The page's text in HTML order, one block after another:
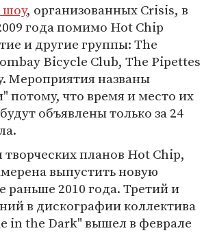
шоу, организованных Crisis, в
года помимо Hot Chip
и другие группы: The
Bicycle Club, The Pipettes
Мероприятия названы
потому, что время и место их
объявлены только за 24
творческих планов Hot Chip,
выпустить новую
раньше 2010 года. Третий и
в дискографии коллектива
in the Dark" вышел в феврале